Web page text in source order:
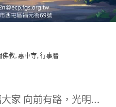
佛教, 惠中寺,行事曆
家 向前有路，光明…